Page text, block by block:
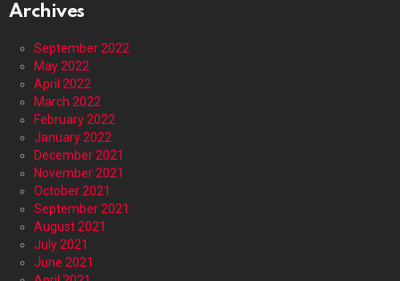
Archives
September 2022
May 2022
April 2022
March 2022
February 2022
January 2022
December 2021
November 2021
October 2021
September 2021
August 2021
July 2021
June 2021